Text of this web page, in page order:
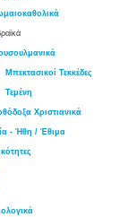
Μπεκτασικοί Τεκκέδες
Τεμένη
Χριστιανικά
- Ήθη / Έθιμα